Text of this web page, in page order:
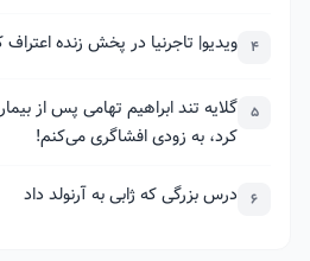
4 ویدیو| تاجرنیا در پخش زنده اعتراف
5 گلایه تند ابراهیم تهامی پس از
کرد، به زودی افشاگری می‌کنم!
6 درس بزرگی که ژابی به آرنولد داد